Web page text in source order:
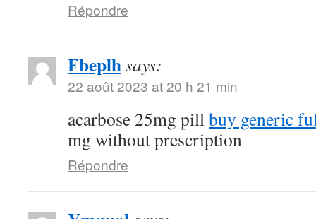
Répondre
Fbeplhsays:
22 août 2023 at 20 h 21 min
acarbose 25mg pillbuy generic
mg without prescription
Répondre